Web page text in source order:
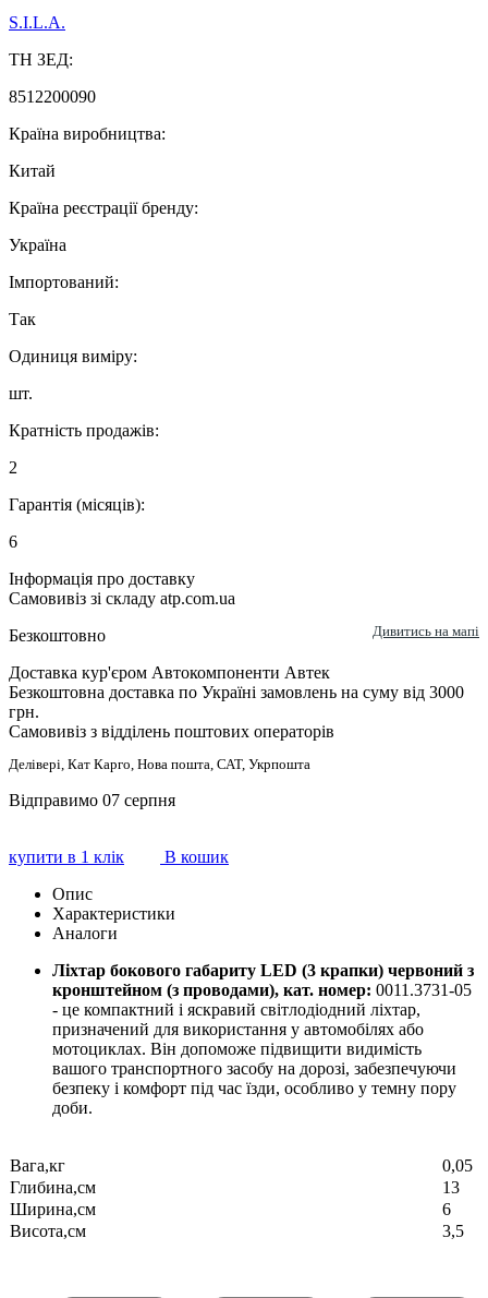
S.I.L.A.
ТН ЗЕД:
8512200090
Країна виробництва:
Китай
Країна реєстрації бренду:
Україна
Імпортований:
Так
Одиниця виміру:
шт.
Кратність продажів:
2
Гарантія (місяців):
6
Інформація про доставку
Самовивіз зі складу atp.com.ua
Безкоштовно
Дивитись на мапі
Доставка кур'єром Автокомпоненти Автек
Безкоштовна доставка по Україні замовлень на суму від 3000
грн.
Самовивіз з відділень поштових операторів
Делівері, Кат Карго, Нова пошта, САТ, Укрпошта
Відправимо 07 серпня
купити в 1 клік
В кошик
Опис
Характеристики
Аналоги
Ліхтар бокового габариту LED (3 крапки) червоний з
кронштейном (з проводами), кат. номер: 0011.3731-05
- це компактний і яскравий світлодіодний ліхтар,
призначений для використання у автомобілях або
мотоциклах. Він допоможе підвищити видимість
вашого транспортного засобу на дорозі, забезпечуючи
безпеку і комфорт під час їзди, особливо у темну пору
доби.
Вага,кг
0,05
Глибина,см
13
Ширина,см
6
Висота,см
3,5